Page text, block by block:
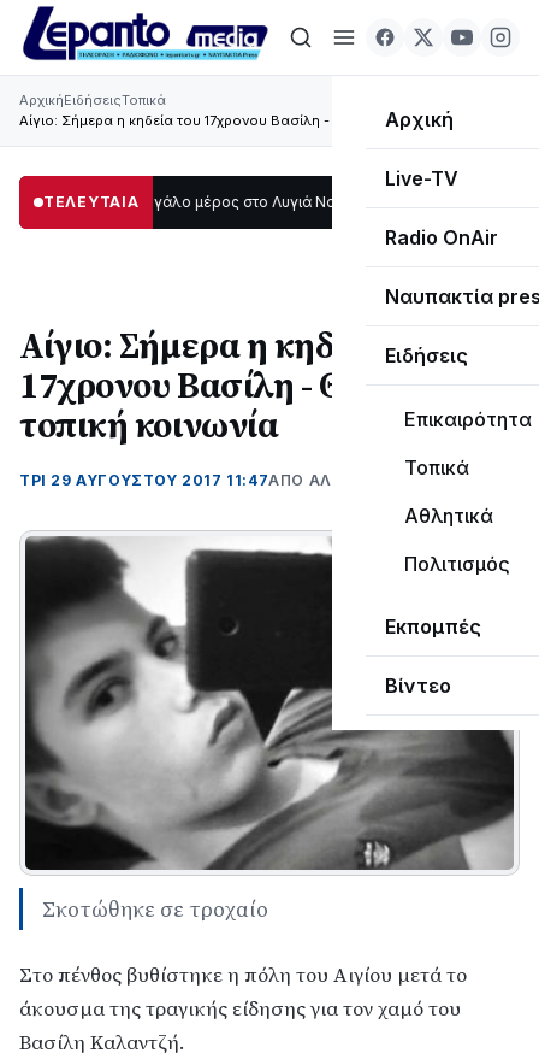
Αρχική
Live-TV
Radio OnAir
Ναυπακτία
Ειδήσεις
Επικαιρότητα
Τοπικά
Αθλητικά
Πολιτισμός
Εκπομπές
Βίντεο
ΑρχικήΕιδήσειςΤοπικά
Αίγιο: Σήμερα η κηδεία του 17χρονου Βασίλη - Θρηνεί η τοπική κοινωνία
ΤΕΛΕΥΤΑΙΑ
σκοτάδι μεγάλο μέρος στο Λυγιά Ναυπάκτου12:08
Αίγιο: Σήμερα η κηδεία του
17χρονου Βασίλη - Θρηνεί η
τοπική κοινωνία
ΤΡΊ 29 ΑΥΓΟΎΣΤΟΥ 2017 11:47ΑΠΌ ΑΛΈΞΑΝΔΡΟΣ ΚΟΓΚΌΛΗΣ
Σκοτώθηκε σε τροχαίο
Στο πένθος βυθίστηκε η πόλη του Αιγίου μετά το
άκουσμα της τραγικής είδησης για τον χαμό του
Βασίλη Καλαντζή.